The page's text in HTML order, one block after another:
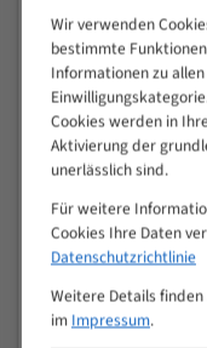
30
50
80
> 100
VOLLMATERIAL
M (mm)
Zoll
>
25
15 - 40
25 - 50
Wir verwenden
bestimmte
Informationen zu
Cookies werden in
Aktivierung der
unerlässlich sind.
Für weitere
Cookies Ihre Daten
Datenschutzrichtlinie
Weitere Details
im Impressum.